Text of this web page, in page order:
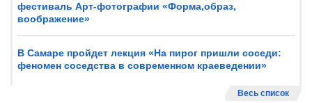
фестиваль Арт-фотографии «Форма,образ,
воображение»
В Самаре пройдет лекция «На пирог пришли соседи:
феномен соседства в современном краеведении»
Весь список